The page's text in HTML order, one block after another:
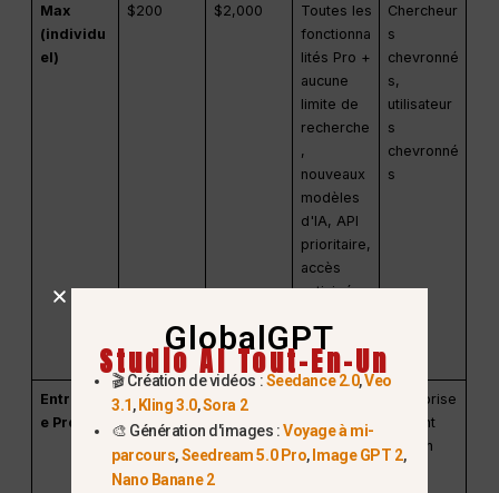
Max
(individu
el)
$200 $2,000
Toutes les
fonctionna
lités Pro +
aucune
limite de
recherche
,
nouveaux
modèles
d'IA, API
prioritaire,
accès
anticipé
fonctionna
lités
Chercheur
s
chevronné
s,
utilisateur
s
chevronné
s
Entrepris
e Pro
$40/siège
$400/sièg
e
fonctionna
lités Pro +
collaborati
Entreprise
s ayant
besoin
GlobalGPT
Studio AI Tout-En-Un
🎬 Création de vidéos :Seedance 2.0,Veo
3.1, Kling 3.0,Sora 2
🎨 Génération d'images :Voyage à mi-
parcours,Seedream 5.0 Pro, Image GPT 2,
Nano Banane 2